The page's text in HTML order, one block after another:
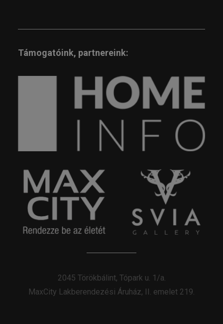
Támogatóink, partnereink:
2045 Törökbálint, Tópark u. 1/a.
MaxCity Lakberendezési Áruház, II. emelet 219.